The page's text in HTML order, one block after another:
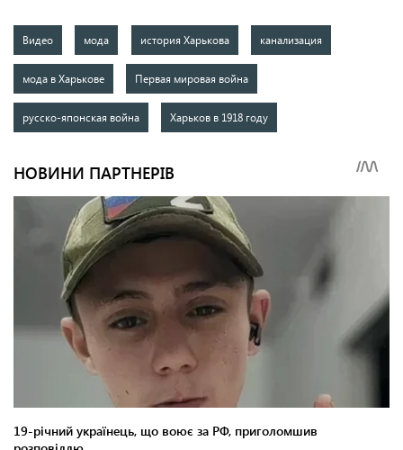
Видео мода история Харькова канализация
мода в Харькове Первая мировая война
русско-японская война Харьков в 1918 году